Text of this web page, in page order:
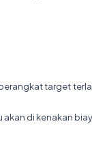
target
di kenakan